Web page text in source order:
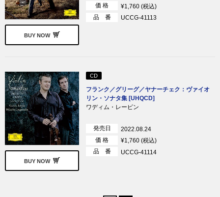
BUY NOW
価 格
¥1,760 (税込)
品 番
UCCG-41113
BUY NOW
CD
フランク／グリーグ／ヤナーチェク：ヴァイオ
リン・ソナタ集 [UHQCD]
ワディム・レーピン
発売日
2022.08.24
価 格
¥1,760 (税込)
品 番
UCCG-41114